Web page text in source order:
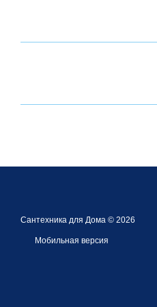
Сантехника для Дома © 2026
Мобильная версия